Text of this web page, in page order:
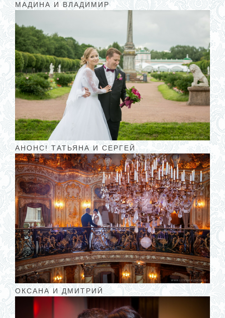
МАДИНА И ВЛАДИМИР
АНОНС! ТАТЬЯНА И СЕРГЕЙ
ОКСАНА И ДМИТРИЙ